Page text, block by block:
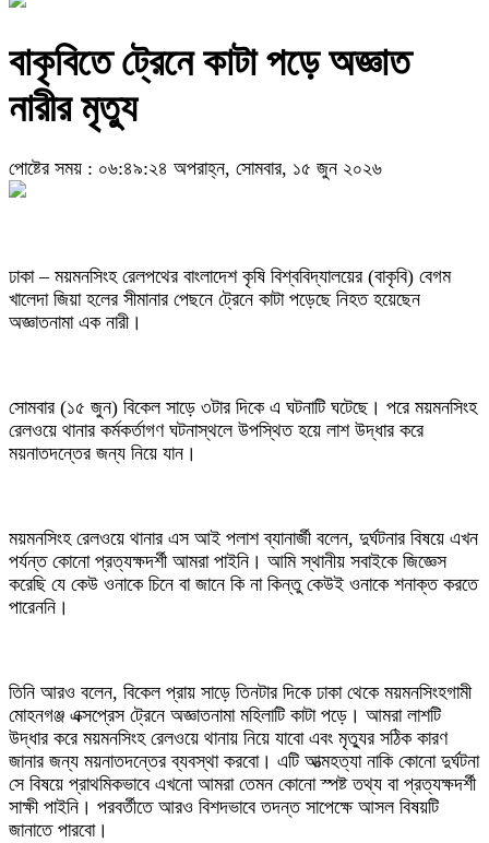
বাকৃবিতে ট্রেনে কাটা পড়ে অজ্ঞাত
নারীর মৃত্যু
পোষ্টের সময় : ০৬:৪৯:২৪ অপরাহ্ন, সোমবার, ১৫ জুন ২০২৬
ঢাকা – ময়মনসিংহ রেলপথের বাংলাদেশ কৃষি বিশ্ববিদ্যালয়ের (বাকৃবি) বেগম
খালেদা জিয়া হলের সীমানার পেছনে ট্রেনে কাটা পড়েছে নিহত হয়েছেন
অজ্ঞাতনামা এক নারী।
সোমবার (১৫ জুন) বিকেল সাড়ে ৩টার দিকে এ ঘটনাটি ঘটেছে। পরে ময়মনসিংহ
রেলওয়ে থানার কর্মকর্তাগণ ঘটনাস্থলে উপস্থিত হয়ে লাশ উদ্ধার করে
ময়নাতদন্তের জন্য নিয়ে যান।
ময়মনসিংহ রেলওয়ে থানার এস আই পলাশ ব্যানার্জী বলেন, দুর্ঘটনার বিষয়ে এখন
পর্যন্ত কোনো প্রত্যক্ষদর্শী আমরা পাইনি। আমি স্থানীয় সবাইকে জিজ্ঞেস
করেছি যে কেউ ওনাকে চিনে বা জানে কি না কিন্তু কেউই ওনাকে শনাক্ত করতে
পারেননি।
তিনি আরও বলেন, বিকেল প্রায় সাড়ে তিনটার দিকে ঢাকা থেকে ময়মনসিংহগামী
মোহনগঞ্জ এক্সপ্রেস ট্রেনে অজ্ঞাতনামা মহিলাটি কাটা পড়ে। আমরা লাশটি
উদ্ধার করে ময়মনসিংহ রেলওয়ে থানায় নিয়ে যাবো এবং মৃত্যুর সঠিক কারণ
জানার জন্য ময়নাতদন্তের ব্যবস্থা করবো। এটি আত্মহত্যা নাকি কোনো দুর্ঘটনা
সে বিষয়ে প্রাথমিকভাবে এখনো আমরা তেমন কোনো স্পষ্ট তথ্য বা প্রত্যক্ষদর্শী
সাক্ষী পাইনি। পরবর্তীতে আরও বিশদভাবে তদন্ত সাপেক্ষে আসল বিষয়টি
জানাতে পারবো।